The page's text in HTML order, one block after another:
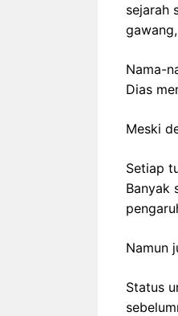
sejarah
Nama-
Dias
Meski
Setiap
Banyak
Namun
Status